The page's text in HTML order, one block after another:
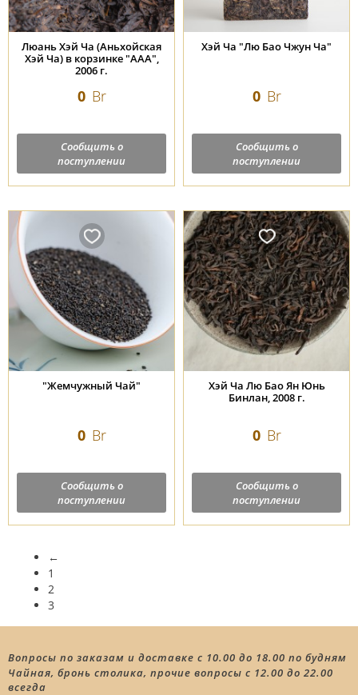
Люань Хэй Ча (Аньхойская
Хэй Ча) в корзинке "ААА",
2006 г.
0 Br
Сообщить о
поступлении
Хэй Ча "Лю Бао Чжун Ча"
0 Br
Сообщить о
поступлении
"Жемчужный Чай"
0 Br
Сообщить о
поступлении
Хэй Ча Лю Бао Ян Юнь
Бинлан, 2008 г.
0 Br
Сообщить о
поступлении
←
1
2
3
Вопросы по заказам и доставке с 10.00 до 18.00 по будням
Чайная, бронь столика, прочие вопросы с 12.00 до 22.00
всегда